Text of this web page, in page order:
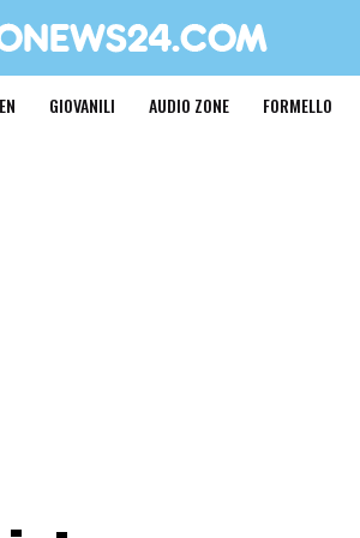
GIOVANILI AUDIO ZONE FORMELLO